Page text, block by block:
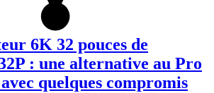
6K 32 pouces de
: une alternative au Pro
quelques compromis